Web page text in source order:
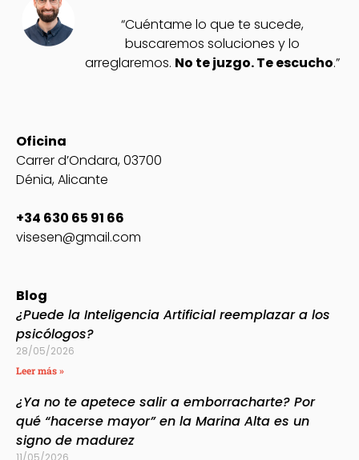
“Cuéntame lo que te sucede,
buscaremos soluciones y lo
arreglaremos. No te juzgo. Te escucho.”
Oficina
Carrer d’Ondara, 03700
Dénia, Alicante
+34 630 65 91 66
visesen@gmail.com
Blog
¿Puede la Inteligencia Artificial reemplazar a los
psicólogos?
28/05/2026
Leer más »
¿Ya no te apetece salir a emborracharte? Por
qué “hacerse mayor” en la Marina Alta es un
signo de madurez
11/05/2026